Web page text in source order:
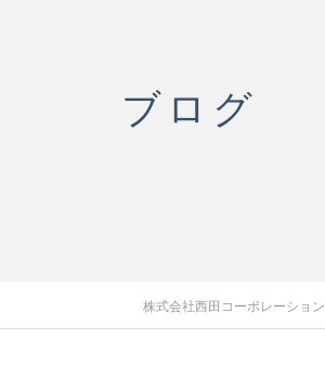
ブログ
株式会社西田コーポレーション